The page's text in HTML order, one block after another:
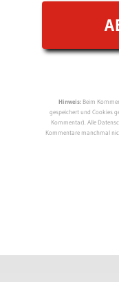
Hinweis:Beim
gespeichert und Cookies
Kommentar). Alle
Kommentare manchmal